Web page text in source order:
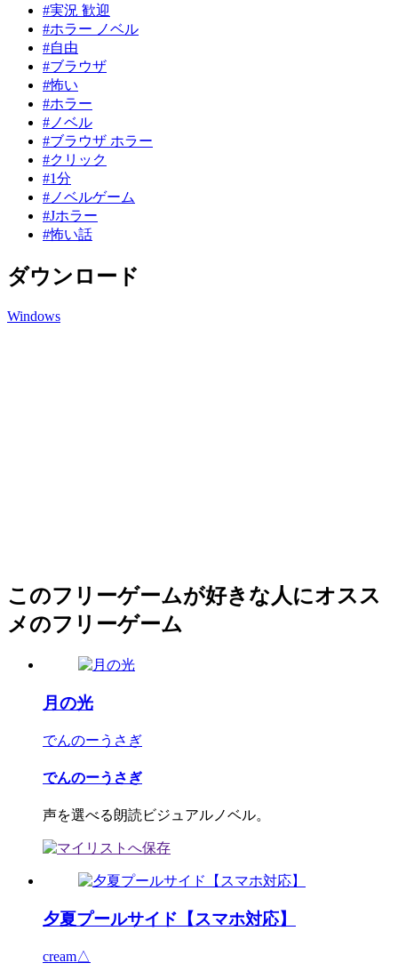
#実況 歓迎
#ホラー ノベル
#自由
#ブラウザ
#怖い
#ホラー
#ノベル
#ブラウザ ホラー
#クリック
#1分
#ノベルゲーム
#Jホラー
#怖い話
ダウンロード
Windows
このフリーゲームが好きな人にオスス
メのフリーゲーム
月の光
でんのーうさぎ
でんのーうさぎ
声を選べる朗読ビジュアルノベル。
夕夏プールサイド【スマホ対応】
cream△